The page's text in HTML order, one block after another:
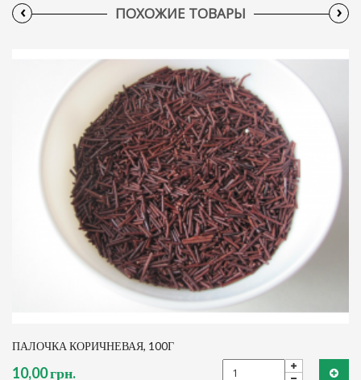
ПОХОЖИЕ ТОВАРЫ
‹ ›
ПАЛОЧКА КОРИЧНЕВАЯ, 100Г
10,00 грн.